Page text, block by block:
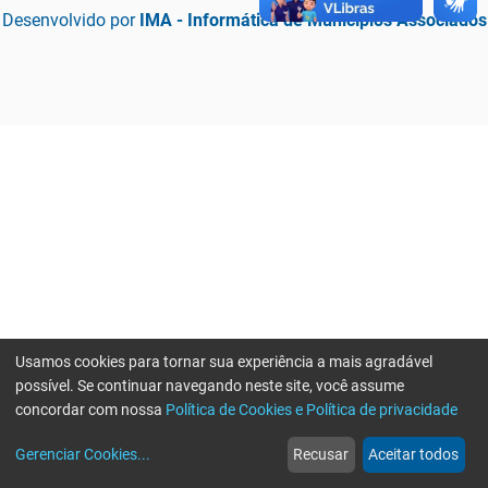
Desenvolvido por IMA - Informática de Municípios Associados
web
Notícias
more_horiz
Mais
Usamos cookies para tornar sua experiência a mais agradável
possível. Se continuar navegando neste site, você assume
concordar com nossa Política de Cookies e Política de privacidade
Gerenciar Cookies... Recusar Aceitar todos
Erro ao enviar informações, por favor tente novamente